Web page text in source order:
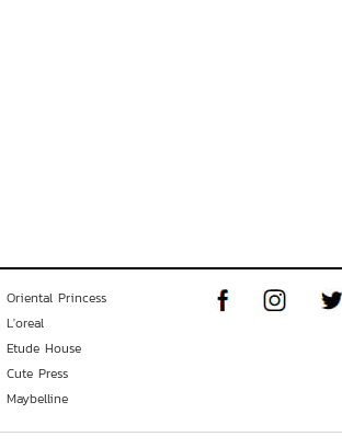
Oriental Princess
L'oreal
Etude House
Cute Press
Maybelline